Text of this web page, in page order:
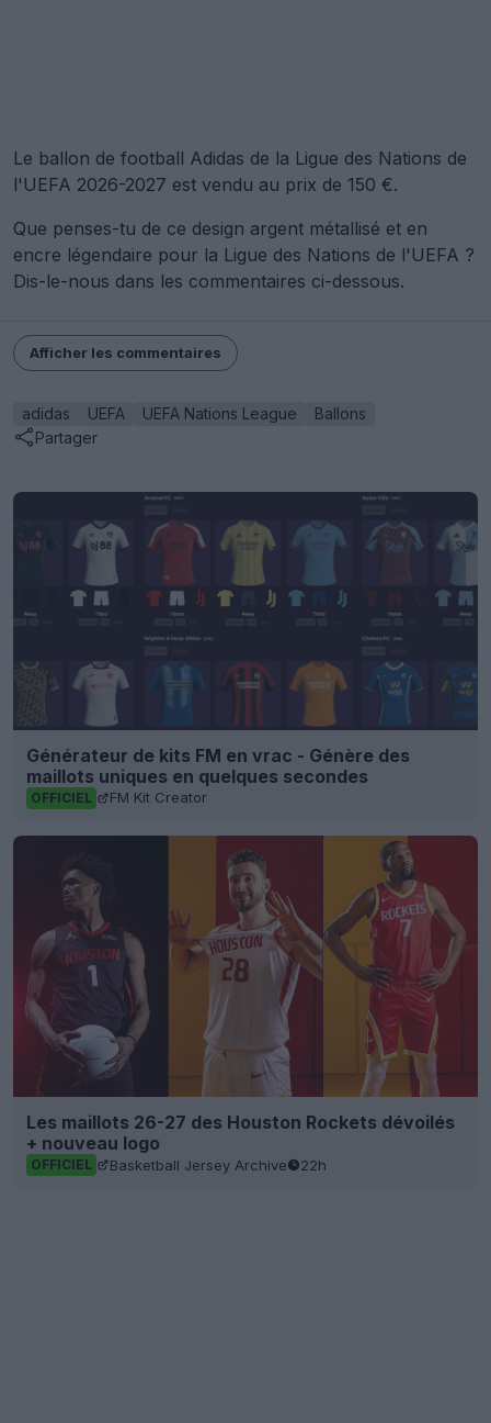
Le ballon de football Adidas de la Ligue des Nations de
l'UEFA 2026-2027 est vendu au prix de 150 €.
Que penses-tu de ce design argent métallisé et en
encre légendaire pour la Ligue des Nations de l'UEFA ?
Dis-le-nous dans les commentaires ci-dessous.
Afficher les commentaires
adidas UEFA UEFA Nations League
Ballons
Partager
Générateur de kits FM en vrac - Génère des
maillots uniques en quelques secondes
OFFICIEL FM Kit Creator
Les maillots 26-27 des Houston Rockets dévoilés
+ nouveau logo
OFFICIEL Basketball Jersey Archive 22h